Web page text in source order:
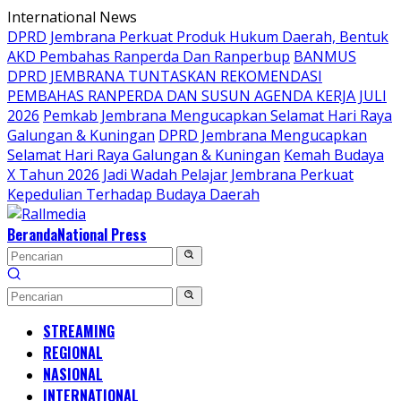
Langsung
ke
konten
International News
DPRD Jembrana Perkuat Produk Hukum Daerah, Bentuk
AKD Pembahas Ranperda Dan Ranperbup BANMUS
DPRD JEMBRANA TUNTASKAN REKOMENDASI
PEMBAHAS RANPERDA DAN SUSUN AGENDA KERJA JULI
2026 Pemkab Jembrana Mengucapkan Selamat Hari Raya
Galungan & Kuningan DPRD Jembrana Mengucapkan
Selamat Hari Raya Galungan & Kuningan Kemah Budaya
X Tahun 2026 Jadi Wadah Pelajar Jembrana Perkuat
Kepedulian Terhadap Budaya Daerah
BerandaNational Press
STREAMING
REGIONAL
NASIONAL
INTERNATIONAL